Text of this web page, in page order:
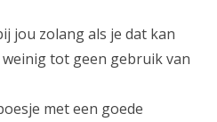
jou zolang als je dat kan
tot geen gebruik van
met een goede